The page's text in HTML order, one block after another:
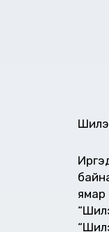
ямар